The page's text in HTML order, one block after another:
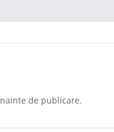
de publicare.